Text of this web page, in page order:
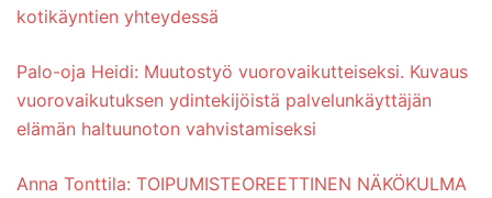
kotikäyntien yhteydessä
Palo-oja Heidi: Muutostyö vuorovaikutteiseksi. Kuvaus
vuorovaikutuksen ydintekijöistä palvelunkäyttäjän
elämän haltuunoton vahvistamiseksi
Anna Tonttila: TOIPUMISTEOREETTINEN NÄKÖKULMA